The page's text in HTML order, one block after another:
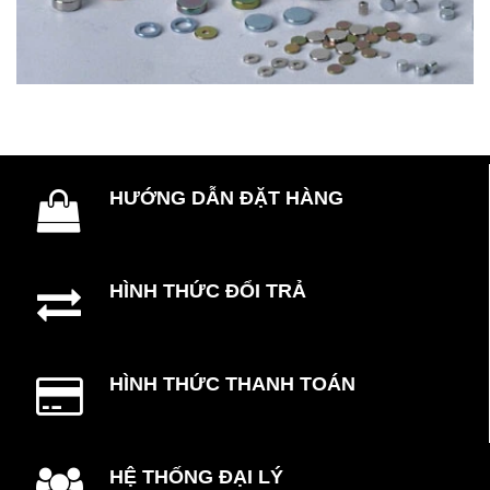
HƯỚNG DẪN ĐẶT HÀNG
HÌNH THỨC ĐỔI TRẢ
HÌNH THỨC THANH TOÁN
HỆ THỐNG ĐẠI LÝ